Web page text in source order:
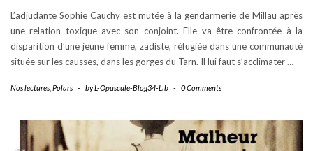
L’adjudante Sophie Cauchy est mutée à la gendarmerie de Millau après
une relation toxique avec son conjoint. Elle va être confrontée à la
disparition d’une jeune femme, zadiste, réfugiée dans une communauté
située sur les causses, dans les gorges du Tarn. Il lui faut s’acclimater …
Nos lectures Polars - byL-Opuscule-Blog34-Lib - 0 Comments